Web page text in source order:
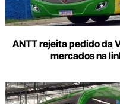
ANTT rejeita pedido da
mercados na